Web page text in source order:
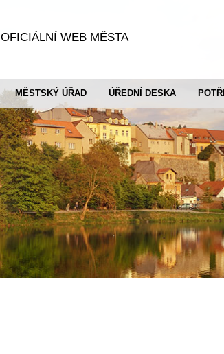
OFICIÁLNÍ WEB MĚSTA
MĚSTSKÝ ÚŘAD ÚŘEDNÍ DESKA